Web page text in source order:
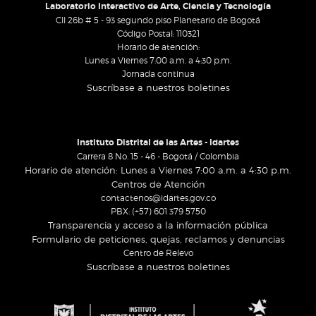
Laboratorio Interactivo de Arte, Ciencia y Tecnología
Cll 26b # 5 - 93 segundo piso Planetario de Bogotá
Código Postal: 110321
Horario de atención:
Lunes a Viernes 7:00 a.m. a 4:30 p.m.
Jornada continua
Suscríbase a nuestros boletines
Instituto Distrital de las Artes - Idartes
Carrera 8 No. 15 - 46 - Bogotá / Colombia
Horario de atención: Lunes a Viernes 7:00 a.m. a 4:30 p.m.
Centros de Atención
contactenos@idartes.gov.co
PBX: (+57) 601 379 5750
Transparencia y acceso a la información pública
Formulario de peticiones, quejas, reclamos y denuncias
Centro de Relevo
Suscríbase a nuestros boletines